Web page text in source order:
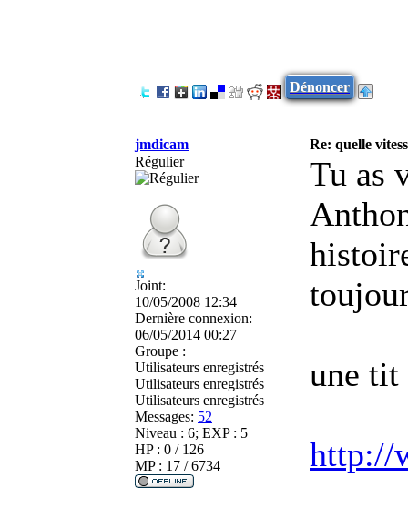
Dénoncer
jmdicam
Re: quelle
Régulier
Joint:
10/05/2008 12:34
Dernière connexion:
06/05/2014 00:27
Groupe :
Utilisateurs enregistrés
Utilisateurs enregistrés
Utilisateurs enregistrés
Messages: 52
Niveau : 6; EXP : 5
HP : 0 / 126
MP : 17 / 6734
Tu as
une
http://